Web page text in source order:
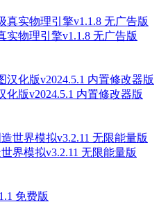
实物理引擎v1.1.8 无广告版
版v2024.5.1 内置修改器版
界模拟v3.2.11 无限能量版